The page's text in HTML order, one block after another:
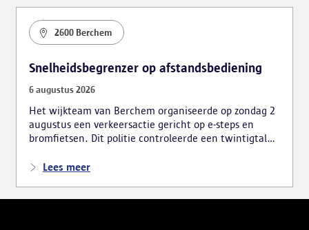
2600 Berchem
Snelheidsbegrenzer op afstandsbediening
6 augustus 2026
Het wijkteam van Berchem organiseerde op zondag 2
augustus een verkeersactie gericht op e-steps en
bromfietsen. Dit politie controleerde een twintigtal
Lees meer